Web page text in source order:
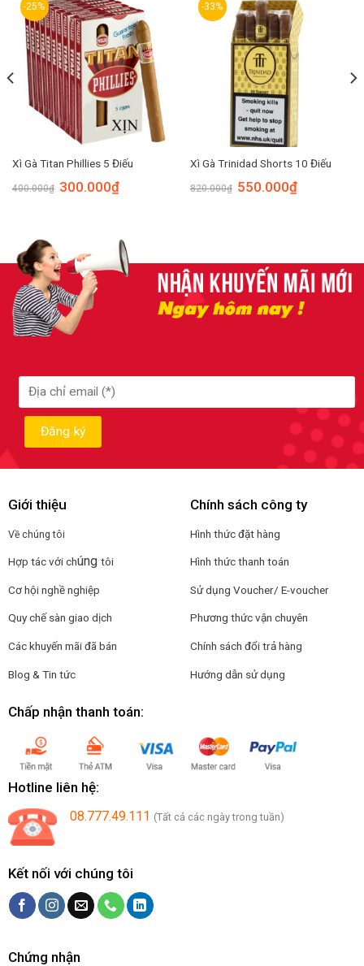
-25%
Xì Gà Titan Phillies 5 Điếu
400.000₫ 300.000₫
-33%
Xì Gà Trinidad Shorts 10 Điếu
820.000₫ 550.000₫
Giới thiệu
Về chúng tôi
Hợp tác với chúng tôi
Cơ hội nghề nghiệp
Quy chế sàn giao dịch
Các khuyến mãi đã bán
Blog & Tin tức
Chính sách công ty
Hình thức đặt hàng
Hình thức thanh toán
Sử dụng Voucher/ E-voucher
Phương thức vận chuyên
Chính sách đổi trả hàng
Hướng dẫn sử dụng
Chấp nhận thanh toán:
Hotline liên hệ:
08.777.49.111 (Tất cả các ngày trong tuần)
Kết nối với chúng tôi
Chứng nhận